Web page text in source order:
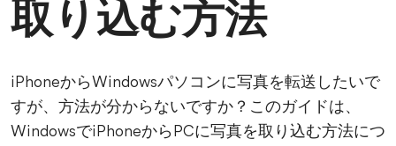
取り込む方法
iPhoneからWindowsパソコンに写真を転送したいで
すが、方法が分からないですか？このガイドは、
WindowsでiPhoneからPCに写真を取り込む方法につ